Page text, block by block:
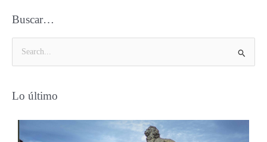
Buscar…
Lo último